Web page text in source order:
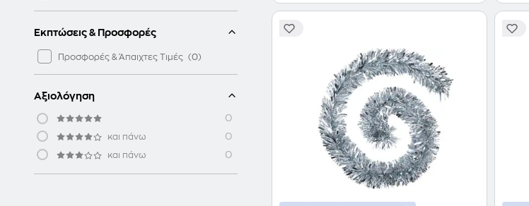
Εκπτώσεις & Προσφορές
Προσφορές & Άπαιχτες Τιμές
Αξιολόγηση
0
και πάνω 0
και πάνω 0